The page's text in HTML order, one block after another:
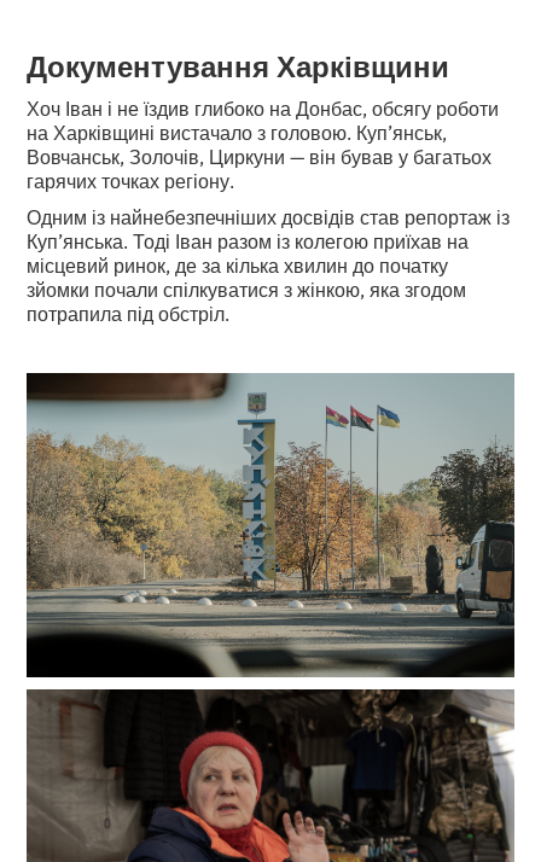
Документування Харківщини
Хоч Іван і не їздив глибоко на Донбас, обсягу роботи
на Харківщині вистачало з головою. Куп’янськ,
Вовчанськ, Золочів, Циркуни — він бував у багатьох
гарячих точках регіону.
Одним із найнебезпечніших досвідів став репортаж із
Куп’янська. Тоді Іван разом із колегою приїхав на
місцевий ринок, де за кілька хвилин до початку
зйомки почали спілкуватися з жінкою, яка згодом
потрапила під обстріл.